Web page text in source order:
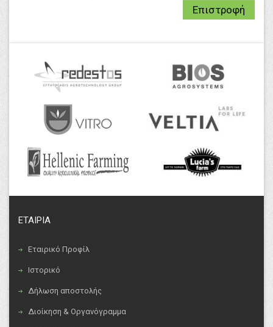
Επιστροφή
ΕΤΑΙΡΙΑ
Εταιρικό Προφίλ
Ιστορικό
Δήλωση αποστολής
Διοίκηση & Οργανόγραμμα